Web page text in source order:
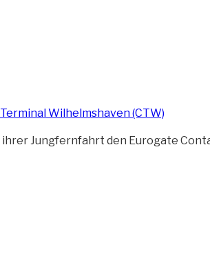
Jungfernfahrt den Eurogate